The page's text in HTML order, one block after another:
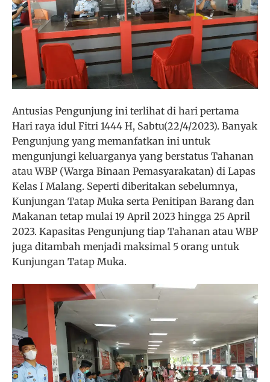
Antusias Pengunjung ini terlihat di hari pertama
Hari raya idul Fitri 1444 H, Sabtu(22/4/2023). Banyak
Pengunjung yang memanfatkan ini untuk
mengunjungi keluarganya yang berstatus Tahanan
atau WBP (Warga Binaan Pemasyarakatan) di Lapas
Kelas I Malang. Seperti diberitakan sebelumnya,
Kunjungan Tatap Muka serta Penitipan Barang dan
Makanan tetap mulai 19 April 2023 hingga 25 April
2023. Kapasitas Pengunjung tiap Tahanan atau WBP
juga ditambah menjadi maksimal 5 orang untuk
Kunjungan Tatap Muka.